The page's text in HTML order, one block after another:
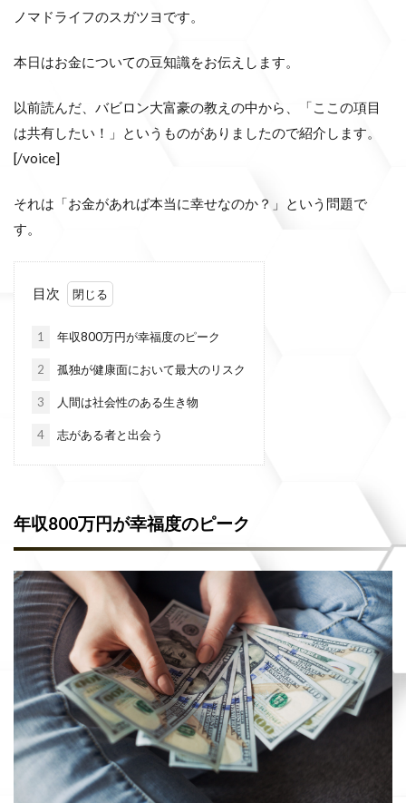
ノマドライフのスガツヨです。
本日はお金についての豆知識をお伝えします。
以前読んだ、バビロン大富豪の教えの中から、「ここの項目
は共有したい！」というものがありましたので紹介します。
[/voice]
それは「お金があれば本当に幸せなのか？」という問題で
す。
目次
1 年収800万円が幸福度のピーク
2 孤独が健康面において最大のリスク
3 人間は社会性のある生き物
4 志がある者と出会う
年収800万円が幸福度のピーク